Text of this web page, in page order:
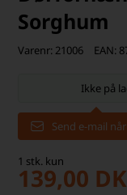
Sorghum
Varenr: 21006 EAN:
Ikke på
Send e-mail
1 stk. kun
139,00